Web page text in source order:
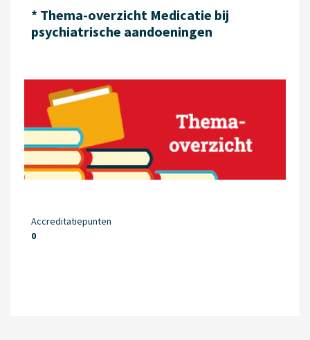
* Thema-overzicht Medicatie bij
psychiatrische aandoeningen
Accreditatiepunten
0